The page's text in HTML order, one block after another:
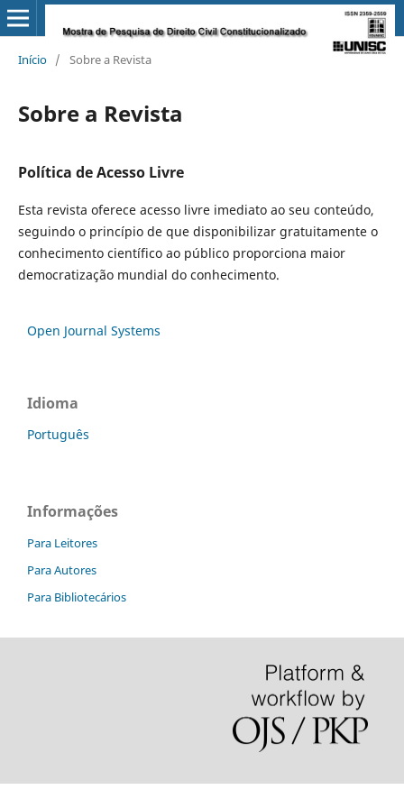
Início / Sobre a Revista
Sobre a Revista
Política de Acesso Livre
Esta revista oferece acesso livre imediato ao seu conteúdo,
seguindo o princípio de que disponibilizar gratuitamente o
conhecimento científico ao público proporciona maior
democratização mundial do conhecimento.
Open Journal Systems
Idioma
Português
Informações
Para Leitores
Para Autores
Para Bibliotecários